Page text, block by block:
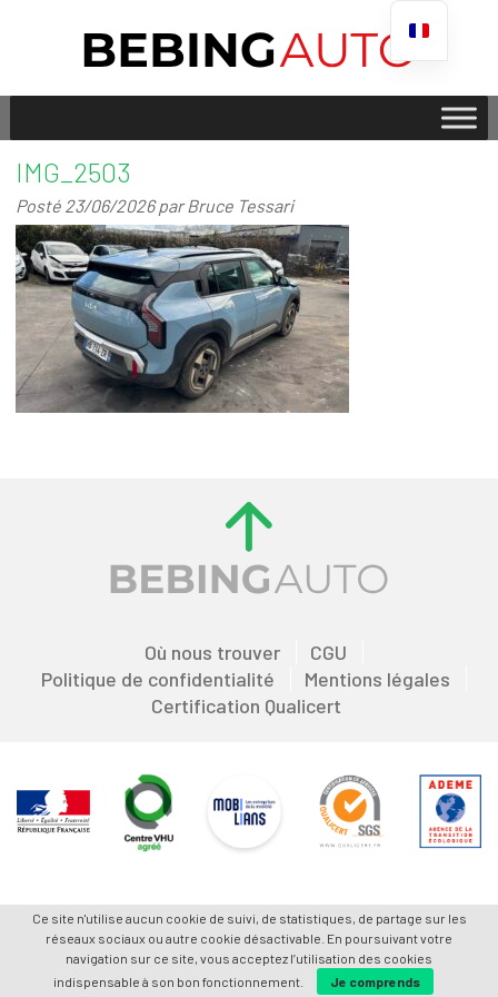
IMG_2503
Posté 23/06/2026parBruce Tessari
Où nous trouver
CGU
Politique de confidentialité
Mentions légales
Certification Qualicert
Ce site n'utilise aucun cookie de suivi, de statistiques, de partage sur les
réseaux sociaux ou autre cookie désactivable. En poursuivant votre
navigation sur ce site, vous acceptez l’utilisation des cookies
indispensable à son bon fonctionnement.
Je comprends